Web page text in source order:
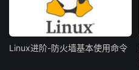
Linux进阶-防火墙基本使用命令